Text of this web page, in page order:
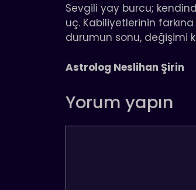
Sevgili yay burcu;
uç. Kabiliyetlerinin farkına
durumun sonu, değişimi
Astrolog Neslihan Şirin
Yorum yapın